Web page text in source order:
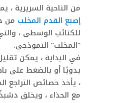
من الناحية السريرية ،
إصبع القدم المخلب من
للكتائب الوسطى ،
“المخلب” النموذجي.
في البداية ، يمكن
يدويًا أو بالضغط على
، يأخذ خصائص التراجع
مع الحذاء ، ويخلق